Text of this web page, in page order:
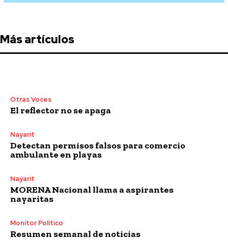
Más artículos
Otras Voces
El reflector no se apaga
Nayarit
Detectan permisos falsos para comercio
ambulante en playas
Nayarit
MORENA Nacional llama a aspirantes
nayaritas
Monitor Político
Resumen semanal de noticias